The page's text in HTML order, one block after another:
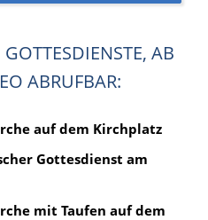
AB
ABRUFBAR:
auf dem Kirchplatz
Gottesdienst am
mit Taufen auf dem